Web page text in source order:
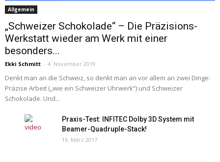
Allgemein
„Schweizer Schokolade“ – Die Präzisions-
Werkstatt wieder am Werk mit einer
besonders...
Ekki Schmitt - 4. November 2019
Denkt man an die Schweiz, so denkt man an vor allem an zwei Dinge:
Präzise Arbeit („wie ein Schweizer Uhrwerk“) und Schweizer
Schokolade. Und...
Praxis-Test: INFITEC Dolby 3D System mit
Beamer-Quadruple-Stack!
16. März 2017